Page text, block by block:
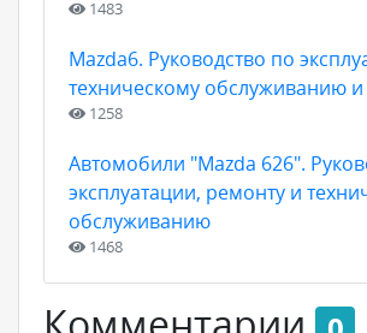
1483
Mazda6. Руководство по
техническому обслуживанию
1258
Автомобили "Mazda 626".
эксплуатации, ремонту и
обслуживанию
1468